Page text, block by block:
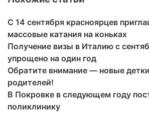
С 14 сентября красноярцев
массовые катания на коньках
Получение визы в Италию с
упрощено на один год
Обратите внимание — новые
родителей!
В Покровке в следующем году
поликлинику